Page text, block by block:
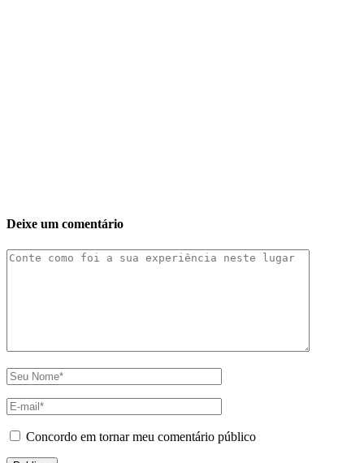
Deixe um comentário
Concordo em tornar meu comentário público